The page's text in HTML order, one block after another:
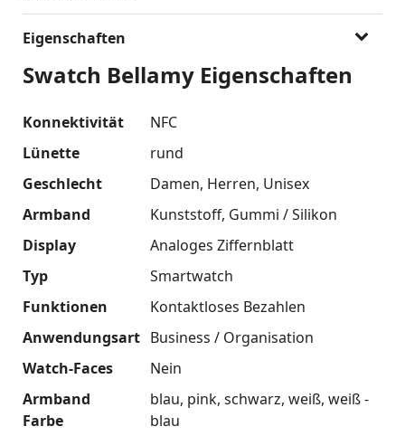
Eigenschaften
Swatch Bellamy Eigenschaften
Konnektivität
NFC
Lünette
rund
Geschlecht
Damen Herren Unisex
Armband
Kunststoff Gummi / Silikon
Display
Analoges Ziffernblatt
Typ
Smartwatch
Funktionen
Kontaktloses Bezahlen
Anwendungsart Business / Organisation
Watch-Faces
Nein
Armband
Farbe
blau pink schwarz weiß weiß -
blau